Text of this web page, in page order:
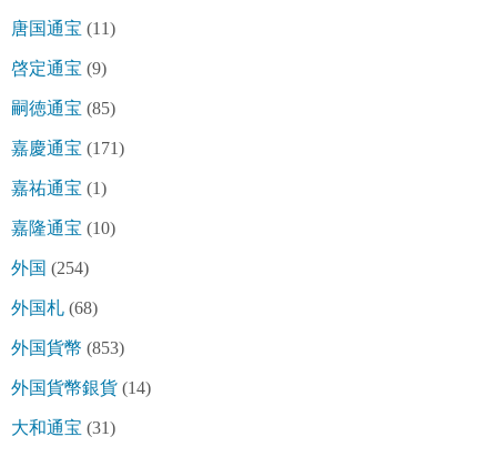
唐国通宝 (11)
啓定通宝 (9)
嗣徳通宝 (85)
嘉慶通宝 (171)
嘉祐通宝 (1)
嘉隆通宝 (10)
外国 (254)
外国札 (68)
外国貨幣 (853)
外国貨幣銀貨 (14)
大和通宝 (31)